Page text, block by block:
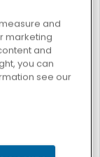
City Fashion
and
marketing
and
you can
see our